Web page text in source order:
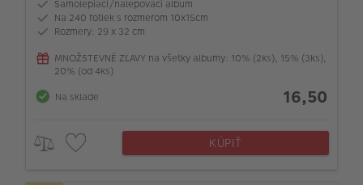
Samolepiaci/nalepovací album
Na 240 fotiek s rozmerom 10x15cm
Rozmery: 29 x 32 cm
MNOŽSTEVNÉ ZĽAVY na všetky albumy: 10% (2ks), 15% (3ks),
20% (od 4ks)
Na sklade
16,50
KÚPIŤ